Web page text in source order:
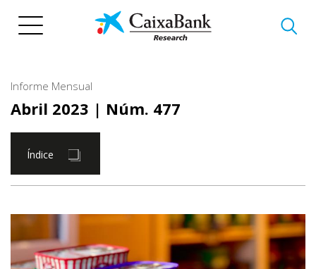
Informe Mensual
Abril 2023 | Núm. 477
Índice